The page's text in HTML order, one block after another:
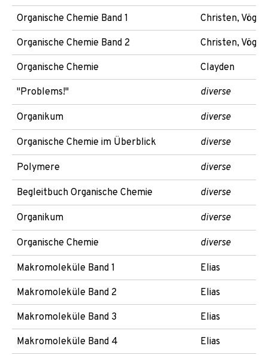
Organische Chemie Band 1
Christen,
Organische Chemie Band 2
Christen,
Organische Chemie
Clayden
"Problems!"
diverse
Organikum diverse
Organische Chemie im Überblick diverse
Polymere diverse
Begleitbuch Organische Chemie diverse
Organikum diverse
Organische Chemie diverse
Makromoleküle Band 1
Elias
Makromoleküle Band 2
Elias
Makromoleküle Band 3
Elias
Makromoleküle Band 4
Elias